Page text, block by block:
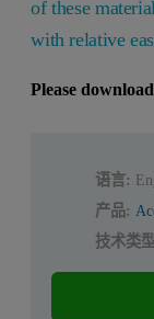
of these
with relative
Please
语言:
产品:
技术类